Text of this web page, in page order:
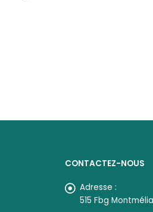
CONTACTEZ-NOUS
Adresse :
515 Fbg